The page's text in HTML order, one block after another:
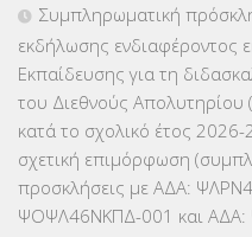
ΕΠΙΜΟΡΦΩΣΗ Τ.Π.Ε.(10)
ΕΥΡΩΠΑΪΚΑ
ΚΕΣΥ (60)
ΚΕΣΥΠ(109)
Συμπληρωματική
εκδήλωσης ενδιαφέροντος
Εκπαίδευσης για τη
του Διεθνούς
κατά το σχολικό έτος
σχετική επιμόρφωση
προσκλήσεις με ΑΔΑ:
ΨΟΨΛ46ΝΚΠΔ-001 και